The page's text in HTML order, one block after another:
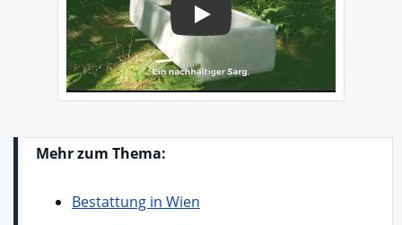
Play
Mehr zum Thema:
Bestattung in Wien